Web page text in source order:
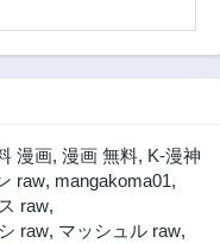
漫画, 漫画 無料, K-漫神
raw, mangakoma01,
raw,
raw, マッシュル raw,